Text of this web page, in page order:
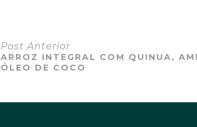
Post Anterior
ARROZ INTEGRAL COM QUINUA,
ÓLEO DE COCO